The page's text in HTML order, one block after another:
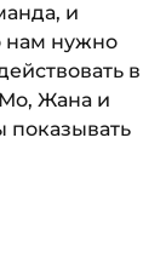
и
нам нужно
в
Жана и
показывать